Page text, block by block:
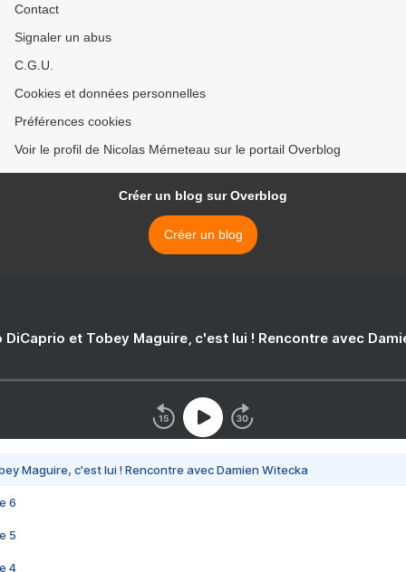
Contact
Signaler un abus
C.G.U.
Cookies et données personnelles
Préférences cookies
Voir le profil de Nicolas Mémeteau sur le portail Overblog
Créer un blog sur Overblog
Créer un blog
DiCaprio et Tobey Maguire, c'est lui ! Rencontre avec
Maguire, c'est lui ! Rencontre avec Damien Witecka
6
5
4